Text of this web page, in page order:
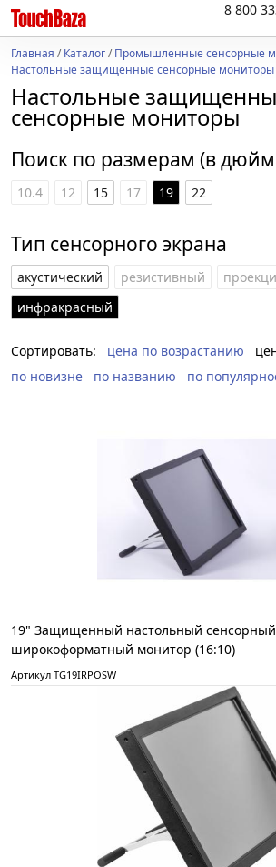
8 800
Главная /Каталог/Промышленные сенсорные
Настольные защищенные сенсорные мониторы
Настольные
сенсорные мониторы
Поиск по размерам (в
10.4 12 15 17 19 22
Тип сенсорного экрана
акустический резистивный
инфракрасный
Сортировать: цена по возрастанию
по новизне
по названию по
19" Защищенный настольный
широкоформатный монитор (16:10)
Артикул TG19IRPOSW